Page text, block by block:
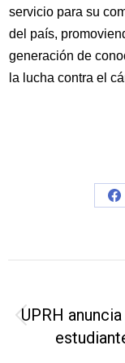
servicio para su
del país,
generación de
la lucha contra el
UPRH